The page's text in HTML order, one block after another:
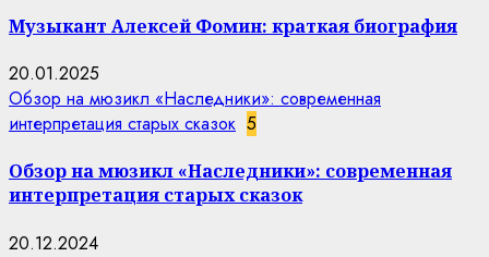
Музыкант Алексей Фомин: краткая биография
20.01.2025
Обзор на мюзикл «Наследники»: современная
интерпретация старых сказок 5
Обзор на мюзикл «Наследники»: современная
интерпретация старых сказок
20.12.2024